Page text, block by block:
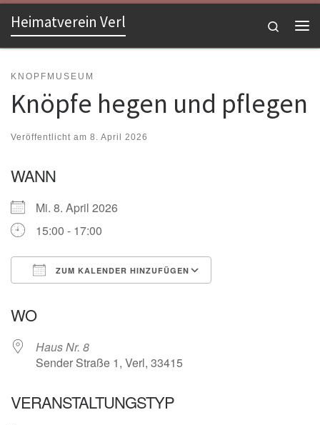
Zum Inhalt springen
Heimatverein Verl
Search
KNOPFMUSEUM
Knöpfe hegen und pflegen
Veröffentlicht am 8. April 2026
WANN
Mi. 8. April 2026
15:00 - 17:00
ZUM KALENDER HINZUFÜGEN
WO
Haus Nr. 8
Sender Straße 1, Verl, 33415
VERANSTALTUNGSTYP